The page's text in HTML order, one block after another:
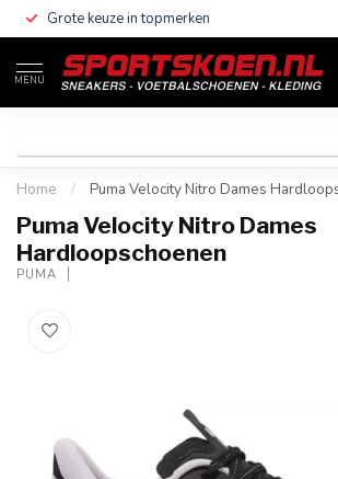
Grote keuze in topmerken
MENU
Home / Puma Velocity Nitro Dames
Puma Velocity Nitro Dames
Hardloopschoenen
PUMA